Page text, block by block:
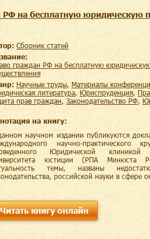
РФ на бесплатную
Сборник статей
научные труды, материалы
литература, юриспруденция,
прав граждан, законодательство РФ,
на книгу:
научном издании публикуются
научно-практического
Юридической клиникой
юстиции (РПА Минюста
темы, названы
российской науки в сфере
Читать книгу онлайн